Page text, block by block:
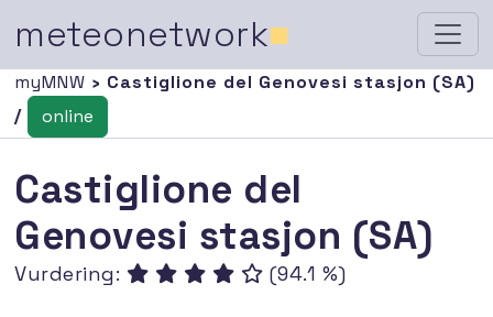
meteonetwork■
myMNW › Castiglione del Genovesi stasjon (SA)
/
online
Castiglione del
Genovesi stasjon (SA)
Vurdering: (94.1 %)